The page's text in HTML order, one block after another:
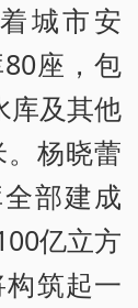
城市安
座，包
库及其他
杨晓蕾
部建成
亿立方
筑起一